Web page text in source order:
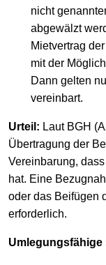
nicht
abgewälzt
Mietvertrag
mit der
Dann gelten
vereinbart.
Urteil: Laut BGH
Übertragung der
Vereinbarung,
hat. Eine
oder das Beifügen
erforderlich.
Umlegungsfähige